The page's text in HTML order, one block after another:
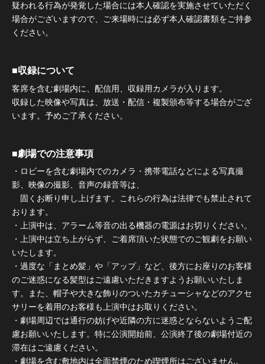
疑われる行為が発覚した場合には本人確認を実施させていただく
場合がございますので、ご来場時には必ず本人確認書類をご持参
ください。
■収録について
客席を含む劇場内に、配信用、収録用カメラが入ります。
収録した映像や写真は、放送・配信・複製頒布等する場合がござ
います。予めご了承ください。
■劇場での注意事項
・ロビーを含む劇場内でのカメラ・携帯電話などによる写真撮
影、映像の撮影、音声の録音等は、
固くお断り申し上げます。これらの行為は法律でも禁止されて
おります。
・上演中は、アラーム等音の出る機器の電源はお切りください。
・上演中は立ち上がらず、ご着席頂いた状態でのご観劇をお願い
いたします。
・過度な「まとめ髪」や「アップ」など、後方にお座りのお客様
のご迷惑になる髪型はご遠慮いただきますようお願いいたしま
す。また、帽子や大きな飾りのついたカチューシャなどのアクセ
サリーを着用のお客様も上演中はお取りください。
・劇場周辺では通行の妨げや近隣の方に迷惑とならないようご配
慮お願いいたします。特に公演開始前、公演終了後の劇場付近の
滞在はご遠慮ください。
・劇場を含む敷地内は全面禁煙のため喫煙所はございません。